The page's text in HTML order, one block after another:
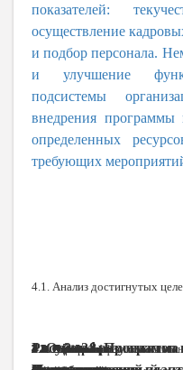
показателей:
осуществление
и подбор персонала.
и улучшение
подсистемы
внедрения программы
определенных
требующих
4.1. Анализ достигнутых
4.2. Оценка эффективности
4. Оценка
1.5.
2.
2.1.
2.2. Анализ
2.3. Выбор
2.4.
2.5.
3.
3.1. Интеграция
3.2. Контроль
3.3. Анализ
1.4. Оценка готовности
1.
1.1.
1.2. Постановка
1.3. Выявление
4.3. Оценка
4.4. Оценка
5.5.1.
Рисунок 8. Программа